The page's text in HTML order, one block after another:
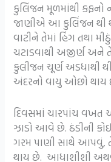
કુલિંજન મૂળમાંથી
જાણીએ આ કુલિંજન થી
વાટીને તેમાં હિંગ તથા
ચટાડવાથી અજીર્ણ અને
કુલીજન ચૂર્ણ અડધાથી
અંદરનો વાયુ ઓછો થાય
દિવસમાં ચારપાંચ વખત
ઝાડો આવે છે. ઠંડીની
ગરમ પાણી સાથે આપવું,
થાય છે. આધાશીશી